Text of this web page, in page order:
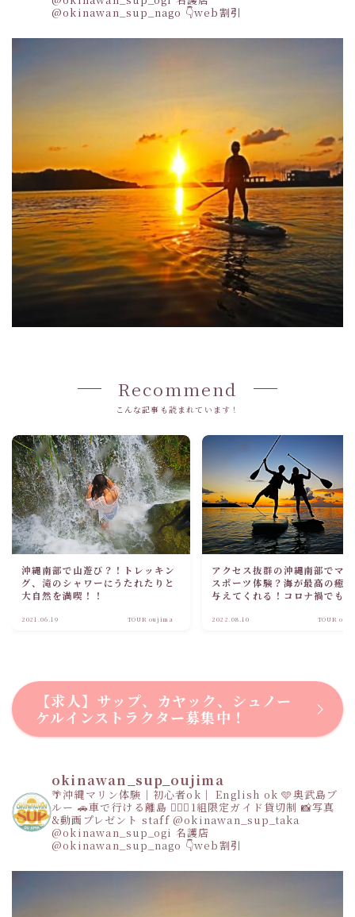
@okinawan_sup_nago 👇web割引
Recommend
こんな記事も読まれています！
沖縄南部で山遊び？！トレッキン
グ、滝のシャワーにうたれたりと
大自然を満喫！！
2021.06.19 TOUR oujima
アクセス抜群の沖縄南部でマ
スポーツ体験？海が最高の癒
与えてくれる！コロナ禍でも
2022.08.10 TOUR
【求人】サップ、カヤック、シュノー
ケルインストラクター募集中！
okinawan_sup_oujima
🌴沖縄マリン体験｜初心者ok｜ English ok 🩵奥武島ブ
ルー 🚗車で行ける離島 👩‍❤️‍👩1組限定ガイド貸切制 📸写真
&動画プレゼント staff@okinawan_sup_taka
@okinawan_sup_ogi 名護店
@okinawan_sup_nago 👇web割引